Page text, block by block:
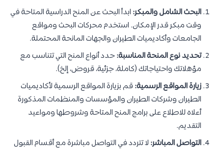
البحث الشامل والمبكر: ابدأ البحث عن المنح الدراسية المتاحة في
وقت مبكر قدر الإمكان. استخدم محركات البحث ومواقع
الجامعات وأكاديميات الطيران والجهات المانحة المحتملة.
تحديد نوع المنحة المناسبة:حدد أنواع المنح التي تتناسب مع
مؤهلاتك واحتياجاتك (كاملة، جزئية، قروض، إلخ).
زيارة المواقع الرسمية:قم بزيارة المواقع الرسمية لأكاديميات
الطيران وشركات الطيران والمؤسسات والمنظمات المذكورة
أعلاه للاطلاع على برامج المنح المتاحة وشروطها ومواعيد
التقديم.
التواصل المباشر: لا تتردد في التواصل مباشرة مع أقسام القبول